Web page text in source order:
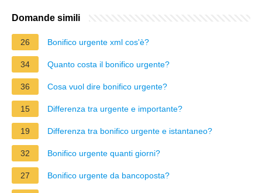
Domande simili
26 Bonifico urgente xml cos'è?
34 Quanto costa il bonifico urgente?
36 Cosa vuol dire bonifico urgente?
15 Differenza tra urgente e importante?
19 Differenza tra bonifico urgente e istantaneo?
32 Bonifico urgente quanti giorni?
27 Bonifico urgente da bancoposta?